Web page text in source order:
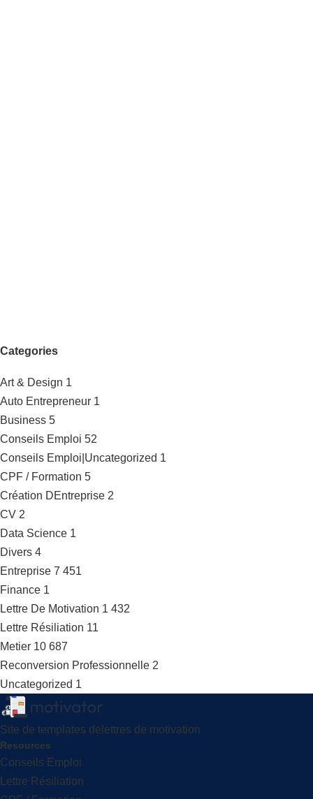
Categories
Art & Design 1
Auto Entrepreneur 1
Business 5
Conseils Emploi 52
Conseils Emploi|Uncategorized 1
CPF / Formation 5
Création DEntreprise 2
CV 2
Data Science 1
Divers 4
Entreprise 7 451
Finance 1
Lettre De Motivation 1 432
Lettre Résiliation 11
Metier 10 687
Reconversion Professionnelle 2
Uncategorized 1
Site de templates delettres de motivation
Resources
Conseils Emploi
Lettre Résiliation